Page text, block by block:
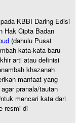
KBBI Daring Edisi
Hak Cipta Badan
(dahulu Pusat
kata-kata baru
arti atau definisi
khazanah
manfaat yang
pranala/tautan
mencari kata dari
resmi di